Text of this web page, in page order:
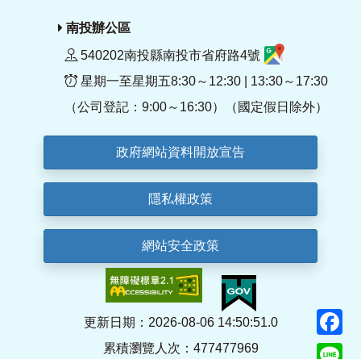
南投辦公區
540202南投縣南投市省府路4號
星期一至星期五8:30～12:30 | 13:30～17:30
（公司登記：9:00～16:30）（國定假日除外）
政府網站資料開放宣告
隱私權政策
網站安全政策
更新日期：2026-08-06 14:50:51.0
累積瀏覽人次：477477969